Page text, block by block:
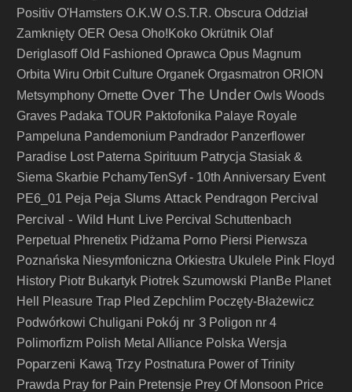
Positiv O'Hamsters O.K.W O.S.T.R. Obscura Oddział
Zamknięty OER Oesa Oho!Koko Okrütnik Olaf
Deriglasoff Old Fashioned Oprawca Opus Magnum
Orbita Wiru Orbit Culture Organek Orgasmatron ORION
Metsymphony Ornette Over The Under Owls Woods
Graves Padaka TOUR Paktofonika Palaye Royale
Pampeluna Pandemonium Pandrador Panzerflower
Paradise Lost Paterna Spirituum Patrycja Stasiak &
Siema Skarbie PchamyTenSyf - 10th Anniversary Event
PE6_01 Peja Peja Slums Attack Pendragon Percival
Percival - Wild Hunt Live Percival Schuttenbach
Perpetual
Phrenetix Pidżama Porno Piersi Pierwsza
Poznańska Niesymfoniczna Orkiestra Ukulele Pink Floyd
History Piotr Bukartyk Piotrek Szumowski PlanBe Planet
Hell
Pleasure Trap Pled Zepchlim Poczęty-Błażewicz
Podwórkowi Chuligani Pokój nr 3 Poligon nr 4
Polimorfizm Polish Metal Alliance Polska Wersja
Poparzeni Kawą Trzy Postnatura Power of Trinity
Prawda Pray for Pain Pretensje Prey Of Monsoon Price